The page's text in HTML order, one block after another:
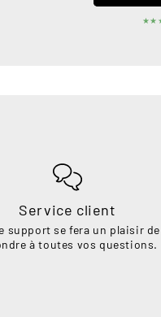
Service client
support se fera un plaisir de
à toutes vos questions.